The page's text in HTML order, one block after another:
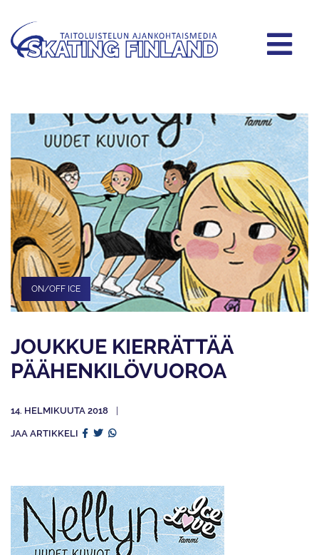
ON/OFF ICE
JOUKKUE KIERRÄTTÄÄ
PÄÄHENKILÖVUOROA
14. HELMIKUUTA 2018
JAA ARTIKKELI